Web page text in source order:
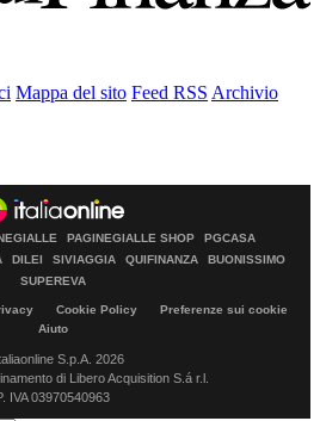
Mappa del sito Feed RSS Archivio
PAGINEGIALLE SHOP
PGCASA
DILEI SIVIAGGIA QUIFINANZA
BUONISSIMO
SUPEREVA
Cookie Policy
Preferenze sui cookie
Aiuto
S.p.A. 2026
di Libero Acquisition S.á r.l.
IVA 03970540963